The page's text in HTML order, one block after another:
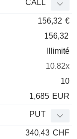
CALL
156,32 €
156,32
Illimité
10.82x
10
1,685 EUR
PUT
340,43 CHF